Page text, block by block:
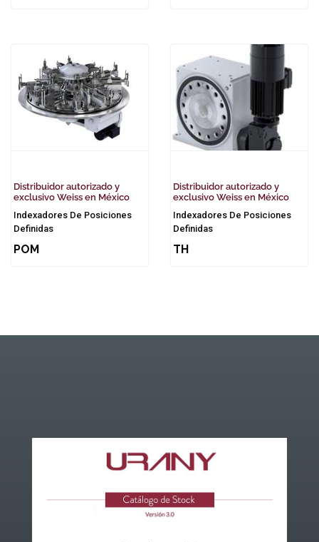
Distribuidor autorizado y
exclusivo Weiss en México
Indexadores De Posiciones
Definidas
POM
Distribuidor autorizado y
exclusivo Weiss en México
Indexadores De Posiciones
Definidas
TH